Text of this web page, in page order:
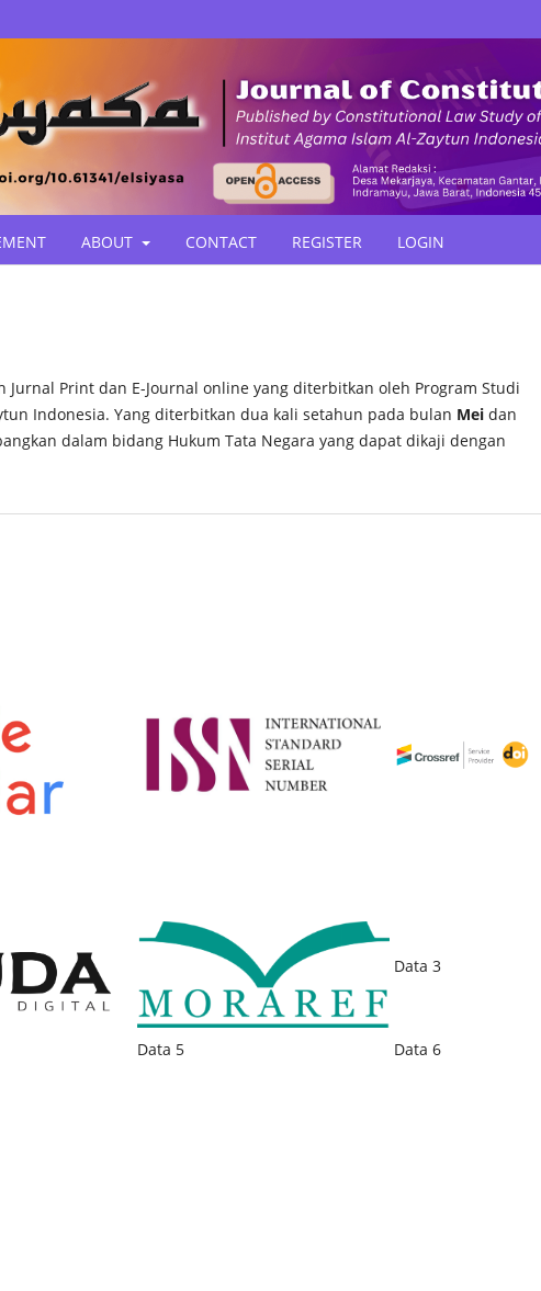
ABOUT CONTACT REGISTER LOGIN
Jurnal Print dan E-Journal online yang diterbitkan oleh Program Studi
Indonesia. Yang diterbitkan dua kali setahun pada bulan Mei dan
dalam bidang Hukum Tata Negara yang dapat dikaji dengan
Data 3
Data 5 Data 6